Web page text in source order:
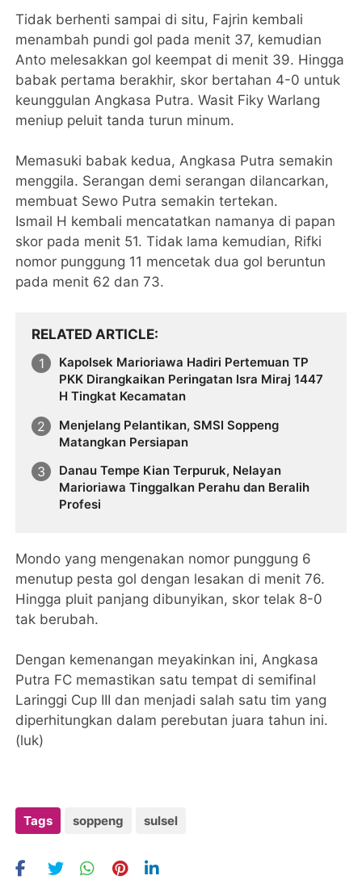
Tidak berhenti sampai di situ, Fajrin kembali
menambah pundi gol pada menit 37, kemudian
Anto melesakkan gol keempat di menit 39. Hingga
babak pertama berakhir, skor bertahan 4-0 untuk
keunggulan Angkasa Putra. Wasit Fiky Warlang
meniup peluit tanda turun minum.
Memasuki babak kedua, Angkasa Putra semakin
menggila. Serangan demi serangan dilancarkan,
membuat Sewo Putra semakin tertekan.
Ismail H kembali mencatatkan namanya di papan
skor pada menit 51. Tidak lama kemudian, Rifki
nomor punggung 11 mencetak dua gol beruntun
pada menit 62 dan 73.
RELATED ARTICLE
Kapolsek Marioriawa Hadiri Pertemuan TP
PKK Dirangkaikan Peringatan Isra Miraj 1447
H Tingkat Kecamatan
Menjelang Pelantikan, SMSI Soppeng
Matangkan Persiapan
Danau Tempe Kian Terpuruk, Nelayan
Marioriawa Tinggalkan Perahu dan Beralih
Profesi
Mondo yang mengenakan nomor punggung 6
menutup pesta gol dengan lesakan di menit 76.
Hingga pluit panjang dibunyikan, skor telak 8-0
tak berubah.
Dengan kemenangan meyakinkan ini, Angkasa
Putra FC memastikan satu tempat di semifinal
Laringgi Cup III dan menjadi salah satu tim yang
diperhitungkan dalam perebutan juara tahun ini.
(luk)
Tags soppeng sulsel